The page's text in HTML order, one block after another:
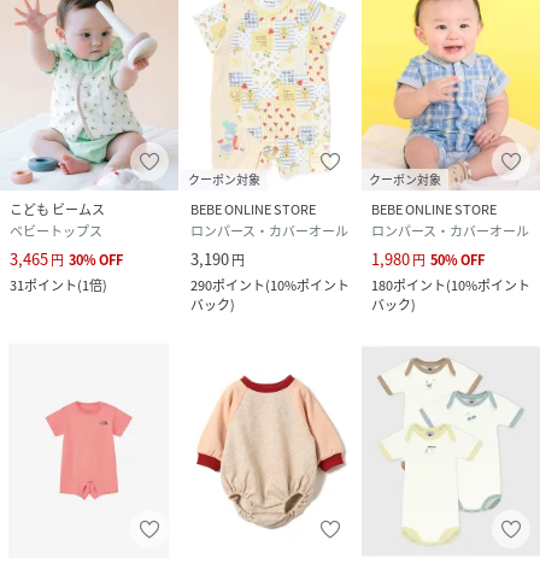
こども ビームス
ベビートップス
3,465円 30%OFF
31ポイント(1倍)
クーポン対象
BEBE ONLINE STORE
ロンパース・カバーオール
3,190円
290ポイント(10%ポイント
バック)
クーポン対象
BEBE ONLINE STORE
ロンパース・カバーオール
1,980円 50%OFF
180ポイント(10%ポイント
バック)